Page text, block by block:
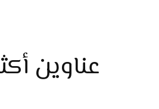
عناوين